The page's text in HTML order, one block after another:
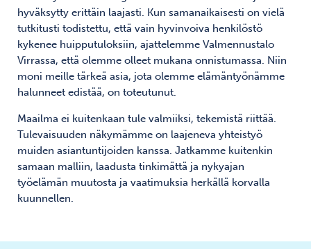
hyväksytty erittäin laajasti. Kun samanaikaisesti on vielä
tutkitusti todistettu, että vain hyvinvoiva henkilöstö
kykenee huipputuloksiin, ajattelemme Valmennustalo
Virrassa, että olemme olleet mukana onnistumassa. Niin
moni meille tärkeä asia, jota olemme elämäntyönämme
halunneet edistää, on toteutunut.
Maailma ei kuitenkaan tule valmiiksi, tekemistä riittää.
Tulevaisuuden näkymämme on laajeneva yhteistyö
muiden asiantuntijoiden kanssa. Jatkamme kuitenkin
samaan malliin, laadusta tinkimättä ja nykyajan
työelämän muutosta ja vaatimuksia herkällä korvalla
kuunnellen.